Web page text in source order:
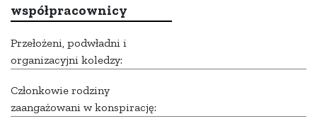
współpracownicy
Przełożeni, podwładni i
organizacyjni koledzy:
Członkowie rodziny
zaangażowani w konspirację: